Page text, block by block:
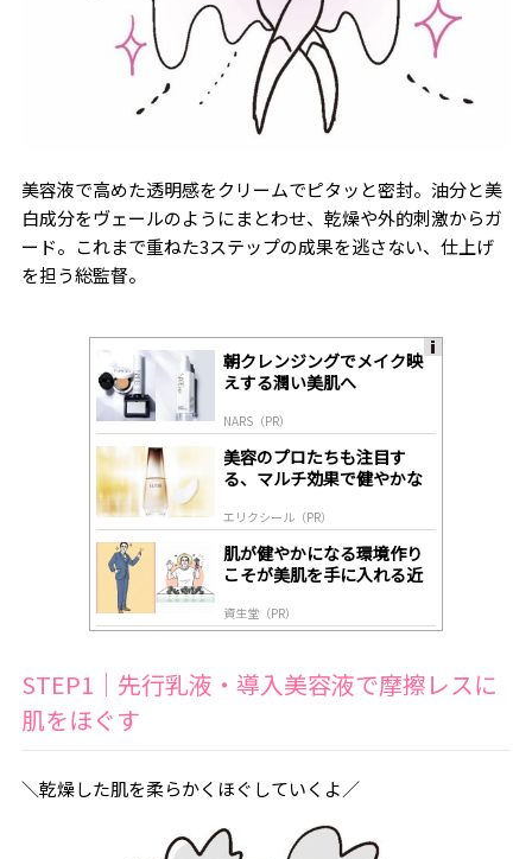
美容液で高めた透明感をクリームでピタッと密封。油分と美
白成分をヴェールのようにまとわせ、乾燥や外的刺激からガ
ード。これまで重ねた3ステップの成果を逃さない、仕上げ
を担う総監督。
朝クレンジングでメイク映
えする潤い美肌へ
NARS（PR）
美容のプロたちも注目す
る、マルチ効果で健やかな
エリクシール（PR）
肌が健やかになる環境作り
こそが美肌を手に入れる近
資生堂（PR）
STEP1｜先行乳液・導入美容液で摩擦レスに
肌をほぐす
＼乾燥した肌を柔らかくほぐしていくよ／